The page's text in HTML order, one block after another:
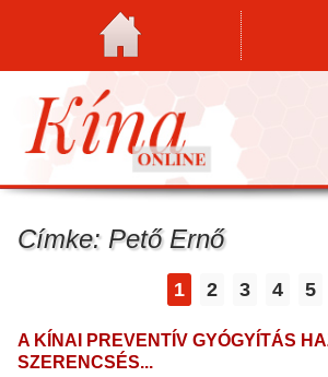
Címke: Pető Ernő
1 2 3 4 5
A KÍNAI PREVENTÍV GYÓGYÍTÁS
SZERENCSÉS...